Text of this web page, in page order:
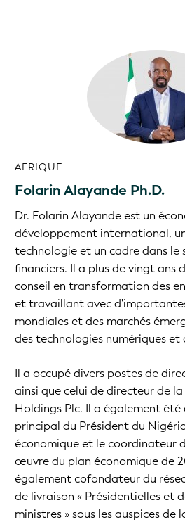
AFRIQUE
Folarin Alayande Ph.D.
Dr. Folarin Alayande est un
développement international,
technologie et un cadre dans le
financiers. Il a plus de vingt ans
conseil en transformation des
et travaillant avec
mondiales et des marchés
des technologies numériques et
Il a occupé divers postes de
ainsi que celui de directeur de
Holdings Plc. Il a également été
principal du Président du
économique et le coordinateur
œuvre du plan économique de
également cofondateur du
de livraison « Présidentielles et
ministres » sous les auspices